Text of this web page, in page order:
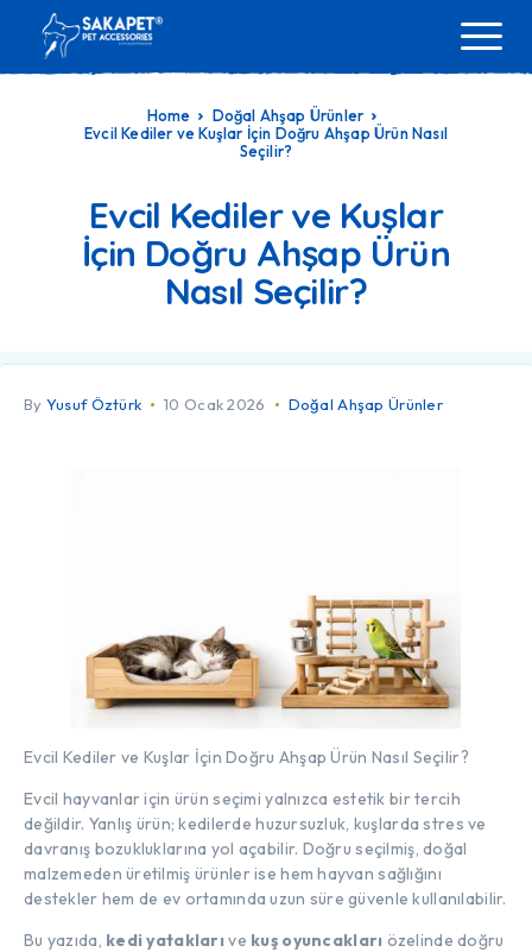
Home
Doğal Ahşap Ürünler
Evcil Kediler ve Kuşlar İçin Doğru Ahşap Ürün Nasıl
Seçilir?
Evcil Kediler ve Kuşlar
İçin Doğru Ahşap Ürün
Nasıl Seçilir?
By Yusuf Öztürk 10 Ocak 2026 Doğal Ahşap Ürünler
Evcil Kediler ve Kuşlar İçin Doğru Ahşap Ürün Nasıl Seçilir?
Evcil hayvanlar için ürün seçimi yalnızca estetik bir tercih
değildir. Yanlış ürün; kedilerde huzursuzluk, kuşlarda stres ve
davranış bozukluklarına yol açabilir. Doğru seçilmiş, doğal
malzemeden üretilmiş ürünler ise hem hayvan sağlığını
destekler hem de ev ortamında uzun süre güvenle kullanılabilir.
Bu yazıda, kedi yataklarıve kuş oyuncakları özelinde doğru